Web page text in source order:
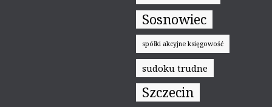
Sosnowiec
spółki akcyjne księgowość
sudoku trudne
Szczecin